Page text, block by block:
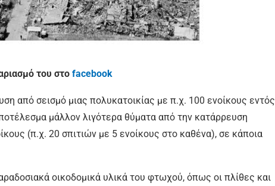
του στο facebook
από σεισμό μιας πολυκατοικίας με π.χ. 100 ενοίκους εντός
μάλλον λιγότερα θύματα από την κατάρρευση
(π.χ. 20 σπιτιών με 5 ενοίκους στο καθένα), σε κάποια
οικοδομικά υλικά του φτωχού, όπως οι πλίθες και